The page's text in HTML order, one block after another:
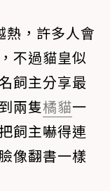
熱，許多人會
不過貓皇似
飼主分享最
兩隻橘貓一
飼主嚇得連
像翻書一樣